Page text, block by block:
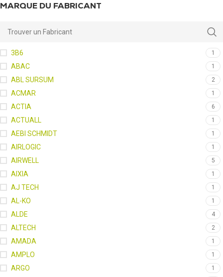
MARQUE DU FABRICANT
3B6 1
ABAC 1
ABL SURSUM 2
ACMAR 1
ACTIA 6
ACTUALL 1
AEBI SCHMIDT 1
AIRLOGIC 1
AIRWELL 5
AIXIA 1
AJ TECH 1
AL-KO 1
ALDE 4
ALTECH 2
AMADA 1
AMPLO 1
ARGO 1